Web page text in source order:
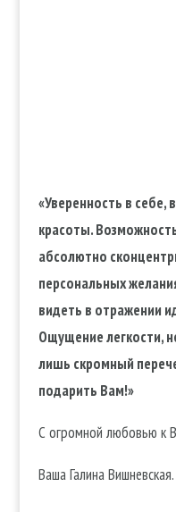
«Уверенность в себе,
красоты.
абсолютно
персональных
видеть в отражении
Ощущение легкости,
лишь скромный
подарить Вам!»
С огромной любовью к
Ваша Галина Вишневская.